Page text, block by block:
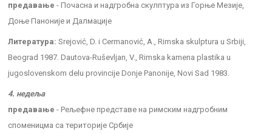
предавање - Почасна и надгробна скулптура из Горње Мезије,
Доње Паноније и Далмације
Литература: Srejović, D. i Cermanović, A., Rimska skulptura u Srbiji,
Beograd 1987. Dautova-Ruševljan, V., Rimska kamena plastika u
jugoslovenskom delu provincije Donje Panonije, Novi Sad 1983.
4. недеља
предавање - Рељефне представе на римским надгробним
споменицма са територије Србије